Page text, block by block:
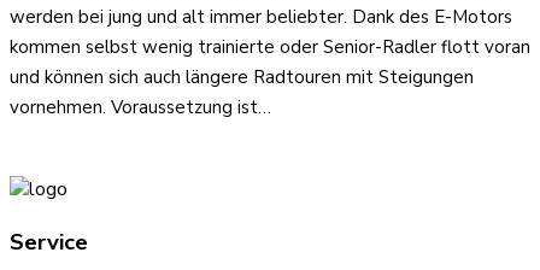
werden bei jung und alt immer beliebter. Dank des E-Motors
kommen selbst wenig trainierte oder Senior-Radler flott voran
und können sich auch längere Radtouren mit Steigungen
vornehmen. Voraussetzung ist…
Service